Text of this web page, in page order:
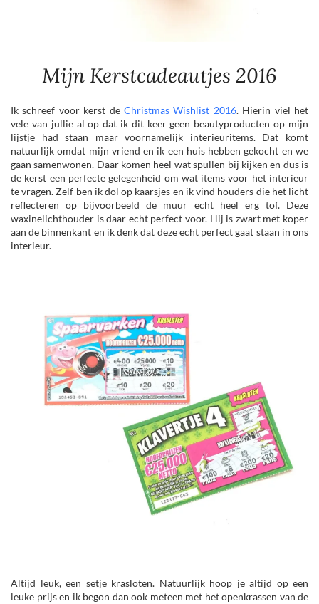
Mijn Kerstcadeautjes 2016
Ik schreef voor kerst de Christmas Wishlist 2016. Hierin viel het
vele van jullie al op dat ik dit keer geen beautyproducten op mijn
lijstje had staan maar voornamelijk interieuritems. Dat komt
natuurlijk omdat mijn vriend en ik een huis hebben gekocht en we
gaan samenwonen. Daar komen heel wat spullen bij kijken en dus is
de kerst een perfecte gelegenheid om wat items voor het interieur
te vragen. Zelf ben ik dol op kaarsjes en ik vind houders die het licht
reflecteren op bijvoorbeeld de muur echt heel erg tof. Deze
waxinelichthouder is daar echt perfect voor. Hij is zwart met koper
aan de binnenkant en ik denk dat deze echt perfect gaat staan in ons
interieur.
Altijd leuk, een setje krasloten. Natuurlijk hoop je altijd op een
leuke prijs en ik begon dan ook meteen met het openkrassen van de